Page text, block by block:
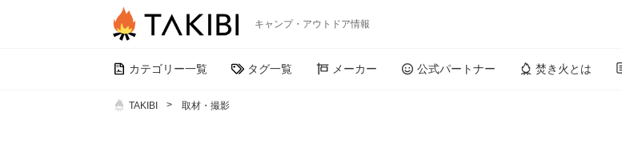
キャンプ・アウトドア情報
カテゴリー一覧 タグ一覧 メーカー 公式パートナー 焚き火とは
TAKIBI 取材・撮影